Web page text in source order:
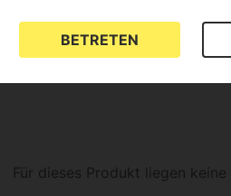
Für dieses Produkt liegen keine
BETRETEN